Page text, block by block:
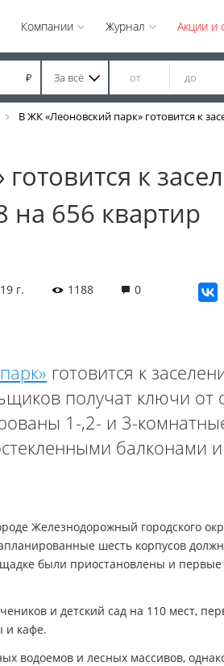
Компании Журнал Акции и
₽ За всё
В ЖК «Леоновский парк» готовится к
к
на 656 квартир
г. 1188 0
готовится к
получат ключи от
1-,2- и 3-
балконами и
Железнодорожный городского
шесть корпусов
были приостановлены и первые
и детский сад на 110 мест,
и кафе.
водоемов и лесных массивов,